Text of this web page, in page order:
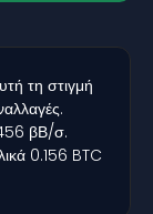
τη στιγμή
βΒ/σ.
0.156 BTC